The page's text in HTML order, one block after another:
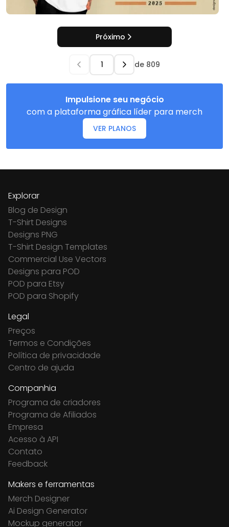
Próximo
de 809
Impulsione seu negócio
com a plataforma gráfica líder para merch
VER PLANOS
Explorar
Blog de Design
T-Shirt Designs
Designs PNG
T-Shirt Design Templates
Commercial Use Vectors
Designs para POD
POD para Etsy
POD para Shopify
Legal
Preços
Termos e Condições
Política de privacidade
Centro de ajuda
Companhia
Programa de criadores
Programa de Afiliados
Empresa
Acesso à API
Contato
Feedback
Makers e ferramentas
Merch Designer
Ai Design Generator
Mockup generator